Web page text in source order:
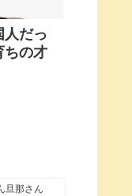
人だっ
ちの才
旦那さん